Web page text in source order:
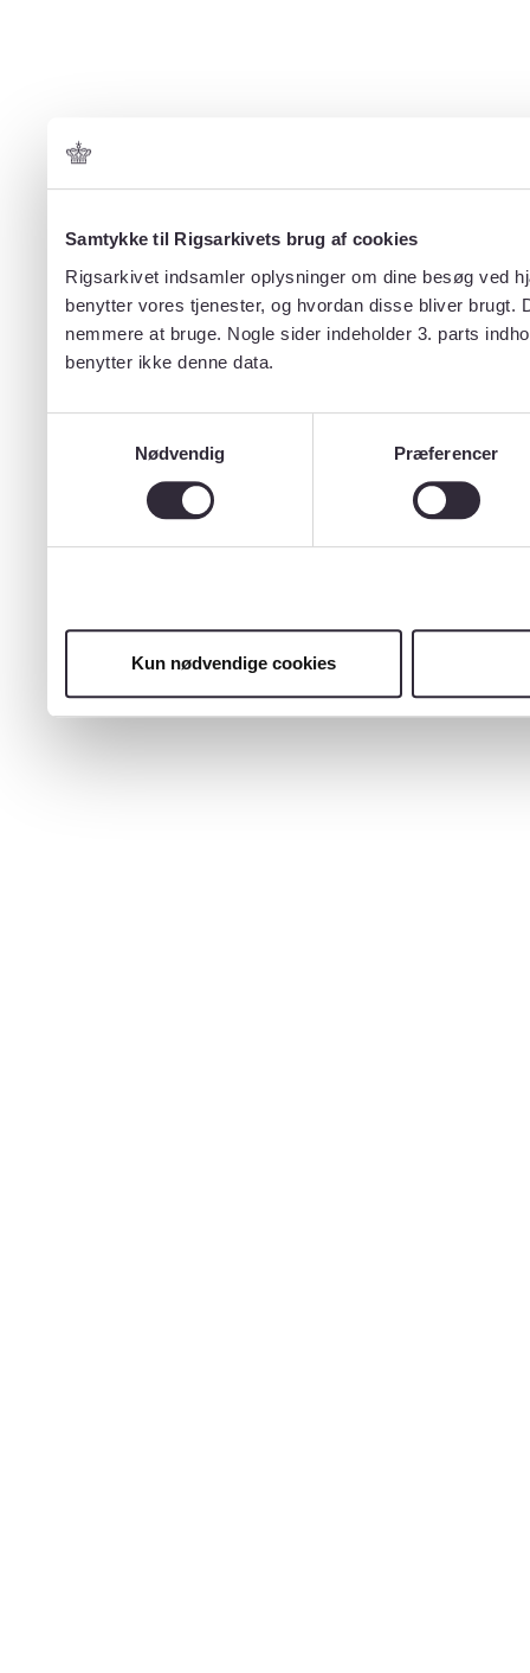
Samtykke til Rigsarkivets brug af cookies
Rigsarkivet indsamler oplysninger om dine besøg ved
benytter vores tjenester, og hvordan disse bliver
nemmere at bruge. Nogle sider indeholder 3. parts
benytter ikke denne data.
Nødvendig
Præferencer
Kun nødvendige cookies